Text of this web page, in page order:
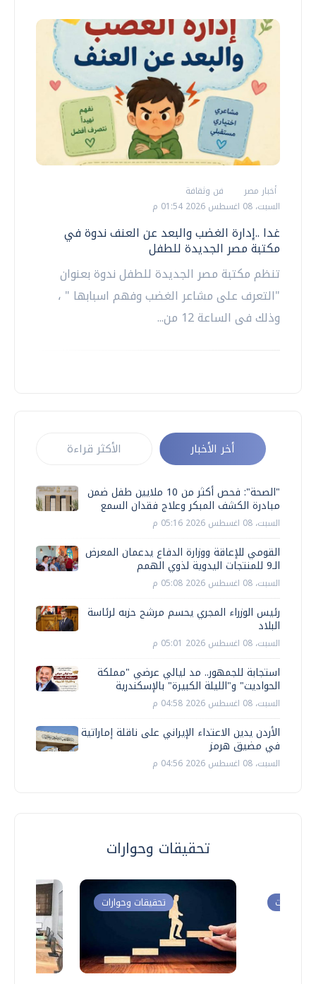
أخبار مصر
فن وثقافة
السبت، 08 اغسطس 2026 01:54 م
غدا ..إدارة الغضب والبعد عن العنف ندوة في
مكتبة مصر الجديدة للطفل
تنظم مكتبة مصر الجديدة للطفل ندوة بعنوان
"التعرف على مشاعر الغضب وفهم اسبابها " ،
وذلك فى الساعة 12 من...
أخر الأخبار الأكثر قراءة
"الصحة": فحص أكثر من 10 ملايين طفل ضمن
مبادرة الكشف المبكر وعلاج فقدان السمع
السبت، 08 اغسطس 2026 05:16 م
القومي للإعاقة ووزارة الدفاع يدعمان المعرض
الـ9 للمنتجات اليدوية لذوي الهمم
السبت، 08 اغسطس 2026 05:08 م
رئيس الوزراء المجري يحسم مرشح حزبه لرئاسة
البلاد
السبت، 08 اغسطس 2026 05:01 م
استجابة للجمهور.. مد ليالي عرضي "مملكة
الحواديت" و"الليلة الكبيرة" بالإسكندرية
السبت، 08 اغسطس 2026 04:58 م
الأردن يدين الاعتداء الإيراني على ناقلة إماراتية
في مضيق هرمز
السبت، 08 اغسطس 2026 04:56 م
تحقيقات وحوارات
تحقيقات وحوارات وحوارات